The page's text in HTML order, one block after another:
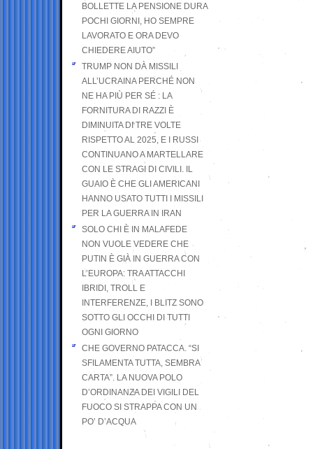
BOLLETTE LA PENSIONE DURA
POCHI GIORNI, HO SEMPRE
LAVORATO E ORA DEVO
CHIEDERE AIUTO”
TRUMP NON DÀ MISSILI
ALL’UCRAINA PERCHÉ NON
NE HA PIÙ PER SÉ : LA
FORNITURA DI RAZZI È
DIMINUITA DI TRE VOLTE
RISPETTO AL 2025, E I RUSSI
CONTINUANO A MARTELLARE
CON LE STRAGI DI CIVILI. IL
GUAIO È CHE GLI AMERICANI
HANNO USATO TUTTI I MISSILI
PER LA GUERRA IN IRAN
SOLO CHI È IN MALAFEDE
NON VUOLE VEDERE CHE
PUTIN È GIÀ IN GUERRA CON
L’EUROPA: TRA ATTACCHI
IBRIDI, TROLL E
INTERFERENZE, I BLITZ SONO
SOTTO GLI OCCHI DI TUTTI
OGNI GIORNO
CHE GOVERNO PATACCA. “SI
SFILAMENTA TUTTA, SEMBRA
CARTA”. LA NUOVA POLO
D’ORDINANZA DEI VIGILI DEL
FUOCO SI STRAPPA CON UN
PO’ D’ACQUA